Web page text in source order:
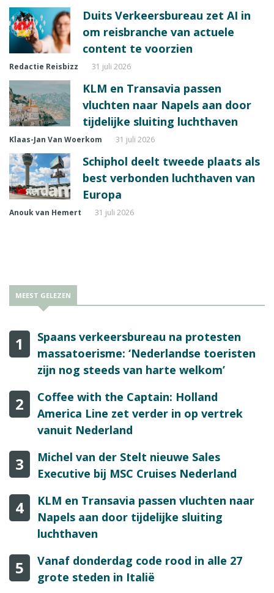
Duits Verkeersbureau zet AI in
om reisbranche van actuele
content te voorzien
Redactie Reisbizz 31 juli 2026
KLM en Transavia passen
vluchten naar Napels aan door
tijdelijke sluiting luchthaven
Klaas-Jan Van Woerkom 31 juli 2026
Schiphol deelt tweede plaats als
best verbonden luchthaven van
Europa
Anouk van Hemert 31 juli 2026
MEEST GELEZEN
1
Spaans verkeersbureau na protesten
massatoerisme: ‘Nederlandse toeristen
zijn nog steeds van harte welkom’
2
Coffee with the Captain: Holland
America Line zet verder in op vertrek
vanuit Nederland
3
Michel van der Stelt nieuwe Sales
Executive bij MSC Cruises Nederland
4
KLM en Transavia passen vluchten naar
Napels aan door tijdelijke sluiting
luchthaven
5
Vanaf donderdag code rood in alle 27
grote steden in Italië